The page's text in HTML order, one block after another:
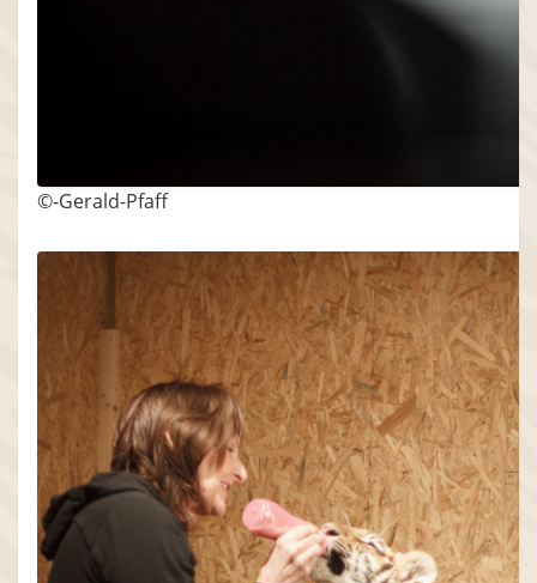
©-Gerald-Pfaff